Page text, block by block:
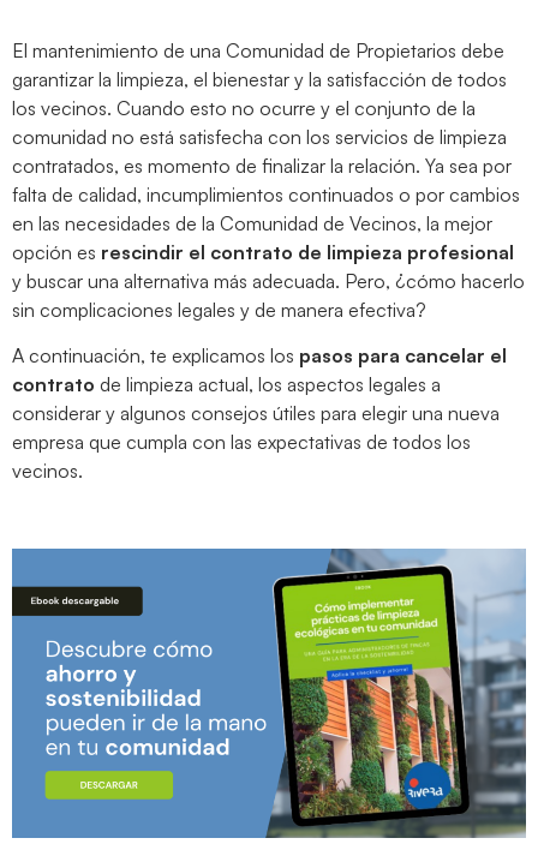
El mantenimiento de una Comunidad de Propietarios debe
garantizar la limpieza, el bienestar y la satisfacción de todos
los vecinos. Cuando esto no ocurre y el conjunto de la
comunidad no está satisfecha con los servicios de limpieza
contratados, es momento de finalizar la relación. Ya sea por
falta de calidad, incumplimientos continuados o por cambios
en las necesidades de la Comunidad de Vecinos, la mejor
opción es rescindir el contrato de limpieza profesional
y buscar una alternativa más adecuada. Pero, ¿cómo hacerlo
sin complicaciones legales y de manera efectiva?
A continuación, te explicamos los pasos para cancelar el
contrato de limpieza actual, los aspectos legales a
considerar y algunos consejos útiles para elegir una nueva
empresa que cumpla con las expectativas de todos los
vecinos.